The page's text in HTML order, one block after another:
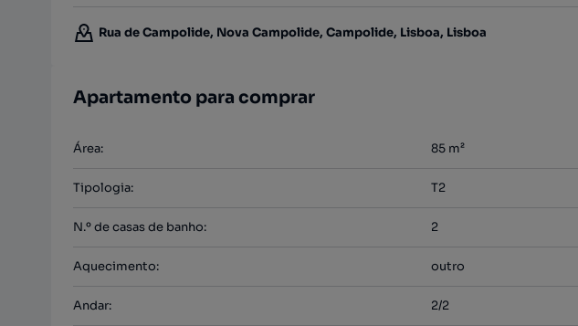
Rua de Campolide, Nova Campolide, Campolide, Lisboa, Lisboa
Apartamento para comprar
Área: 85 m²
Tipologia: T2
N.º de casas de banho: 2
Aquecimento: outro
Andar: 2/2